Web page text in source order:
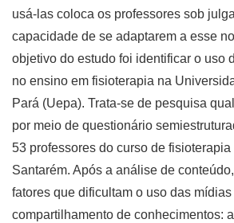
usá-las coloca os professores sob
capacidade de se adaptarem a esse
objetivo do estudo foi identificar o uso
no ensino em fisioterapia na
Pará (Uepa). Trata-se de pesquisa
por meio de questionário
53 professores do curso de
Santarém. Após a análise de
fatores que dificultam o uso das
compartilhamento de conhecimentos: